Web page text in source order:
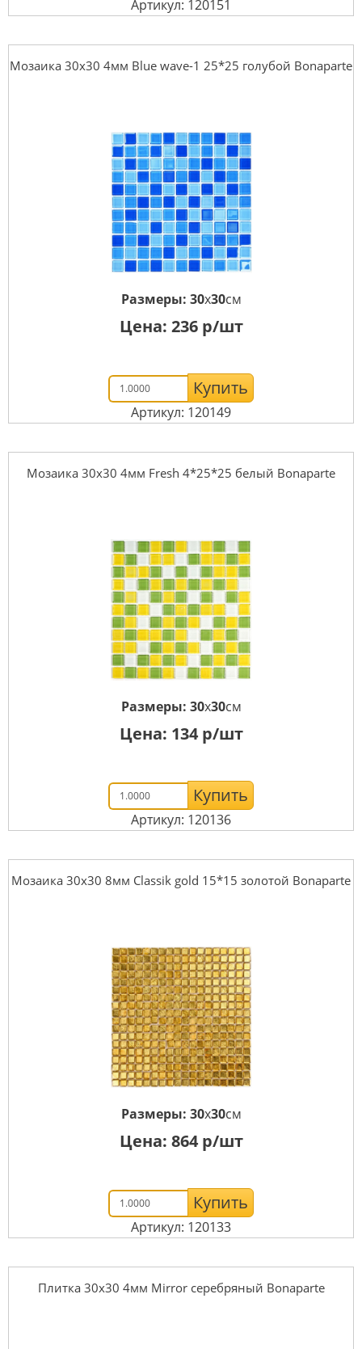
Артикул: 120151
Мозаика 30x30 4мм Blue wave-1 25*25 голубой Bonaparte
Размеры: 30x30см
Цена: 236р/шт
Купить
Артикул: 120149
Мозаика 30x30 4мм Fresh 4*25*25 белый Bonaparte
Размеры: 30x30см
Цена: 134р/шт
Купить
Артикул: 120136
Мозаика 30x30 8мм Classik gold 15*15 золотой Bonaparte
Размеры: 30x30см
Цена: 864р/шт
Купить
Артикул: 120133
Плитка 30x30 4мм Mirror серебряный Bonaparte